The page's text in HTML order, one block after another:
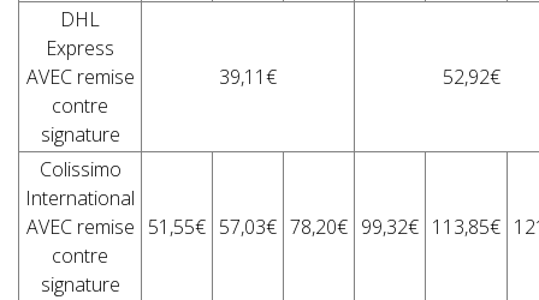
DHL
Express
AVEC remise
contre
signature
39,11€ 52,92€
Colissimo
International
AVEC remise
contre
signature
51,55€ 57,03€ 78,20€ 99,32€ 113,85€